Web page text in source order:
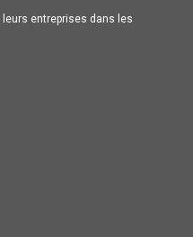
leurs entreprises dans les